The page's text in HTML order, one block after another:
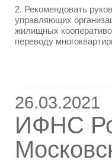
2. Рекомендовать
управляющих
жилищных
переводу
26.03.2021
ИФНС